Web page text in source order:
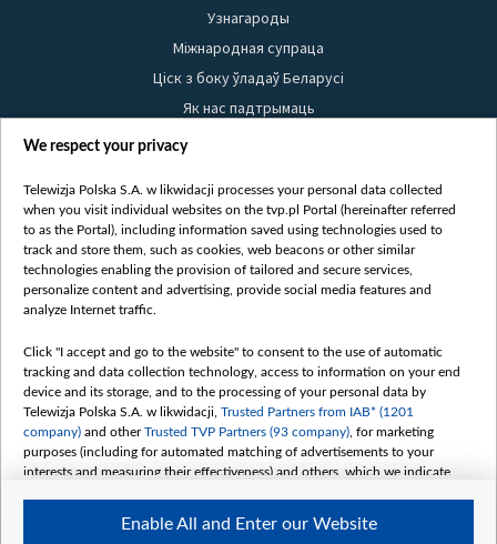
Узнагароды
Міжнародная супраца
Ціск з боку ўладаў Беларусі
Як нас падтрымаць
Правілы выкарыстання матэрыялаў
Бяспека
Youtube
Белсат news
Белсат Shorts
Жэстачайшы мульт
Belsat English
Biełsat PL
Белсат Now
Белсат History
Белсат Music
Белсат Doc
We respect your privacy
Telewizja Polska S.A. w likwidacji processes your personal data collected
when you visit individual websites on the tvp.pl Portal (hereinafter referred
to as the Portal), including information saved using technologies used to
track and store them, such as cookies, web beacons or other similar
technologies enabling the provision of tailored and secure services,
personalize content and advertising, provide social media features and
analyze Internet traffic.
Click "I accept and go to the website" to consent to the use of automatic
tracking and data collection technology, access to information on your end
device and its storage, and to the processing of your personal data by
Telewizja Polska S.A. w likwidacji, Trusted Partners from IAB* (1201
company) and otherTrusted TVP Partners (93 company) , for marketing
purposes (including for automated matching of advertisements to your
interests and measuring their effectiveness) and others, which we indicate
The purposes of processing your data by TVP S.A. w likwidacji are as
Enable All and Enter our Website